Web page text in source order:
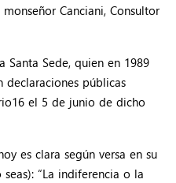
Canciani, Consultor
Sede, quien en 1989
públicas
el 5 de junio de dicho
es clara según versa en su
“La indiferencia o la